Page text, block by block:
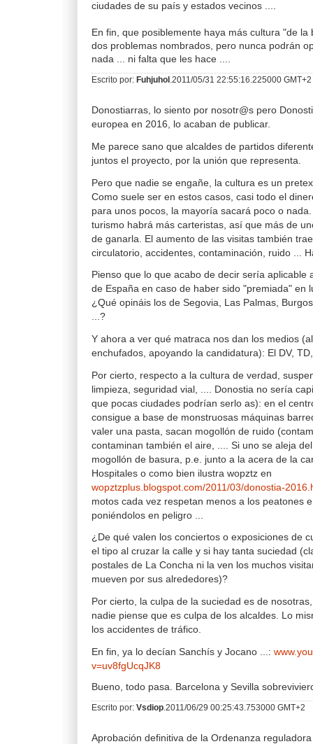
ciudades de su país y estados vecinos ....
En fin, que posiblemente haya más cultura "de la
dos problemas nombrados, pero nunca podrán
nada ... ni falta que les hace ....
Escrito por: Fuhjuhol .2011/05/31 22:55:16.225000 GMT+2
Donostiarras, lo siento por nosotr@s pero
europea en 2016, lo acaban de publicar.
Me parece sano que alcaldes de partidos
juntos el proyecto, por la unión que representa.
Pero que nadie se engañe, la cultura es un
Como suele ser en estos casos, casi todo el
para unos pocos, la mayoría sacará poco o
turismo habrá más carteristas, así que más de
de ganarla. El aumento de las visitas también
circulatorio, accidentes, contaminación, ruido ...
Pienso que lo que acabo de decir sería aplicable
de España en caso de haber sido "premiada" en
¿Qué opináis los de Segovia, Las Palmas,
...?
Y ahora a ver qué matraca nos dan los medios
enchufados, apoyando la candidatura): El DV,
Por cierto, respecto a la cultura de verdad,
limpieza, seguridad vial, .... Donostia no sería
que pocas ciudades podrían serlo as): en el
consigue a base de monstruosas máquinas
valer una pasta, sacan mogollón de ruido
contaminan también el aire, .... Si uno se aleja
mogollón de basura, p.e. junto a la acera de la
Hospitales o como bien ilustra wopztz en
wopztzplus.blogspot.com/2011/03/donostia-
motos cada vez respetan menos a los peatones
poniéndolos en peligro ...
¿De qué valen los conciertos o exposiciones de
el tipo al cruzar la calle y si hay tanta suciedad
postales de La Concha ni la ven los muchos
mueven por sus alrededores)?
Por cierto, la culpa de la suciedad es de
nadie piense que es culpa de los alcaldes. Lo
los accidentes de tráfico.
En fin, ya lo decían Sanchís y Jocano ...:
v=uv8fgUcqJK8
Bueno, todo pasa. Barcelona y Sevilla
Escrito por: Vsdiop .2011/06/29 00:25:43.753000 GMT+2
Aprobación definitiva de la Ordenanza